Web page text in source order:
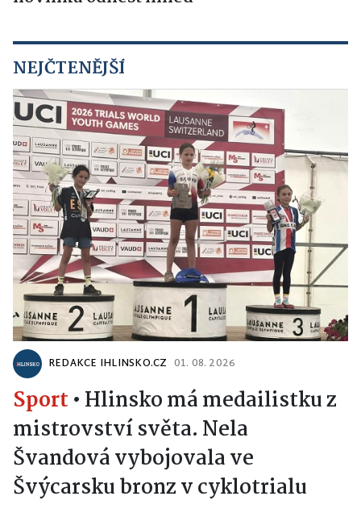
NEJČTENĚJŠÍ
REDAKCE IHLINSKO.CZ 01. 08. 2026
Sport • Hlinsko má medailistku z
mistrovství světa. Nela
Švandová vybojovala ve
Švýcarsku bronz v cyklotrialu